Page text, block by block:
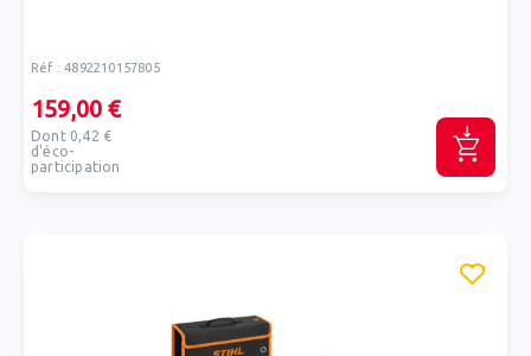
Réf : 4892210157805
159,00 €
Dont 0,42 €
d'éco-
participation